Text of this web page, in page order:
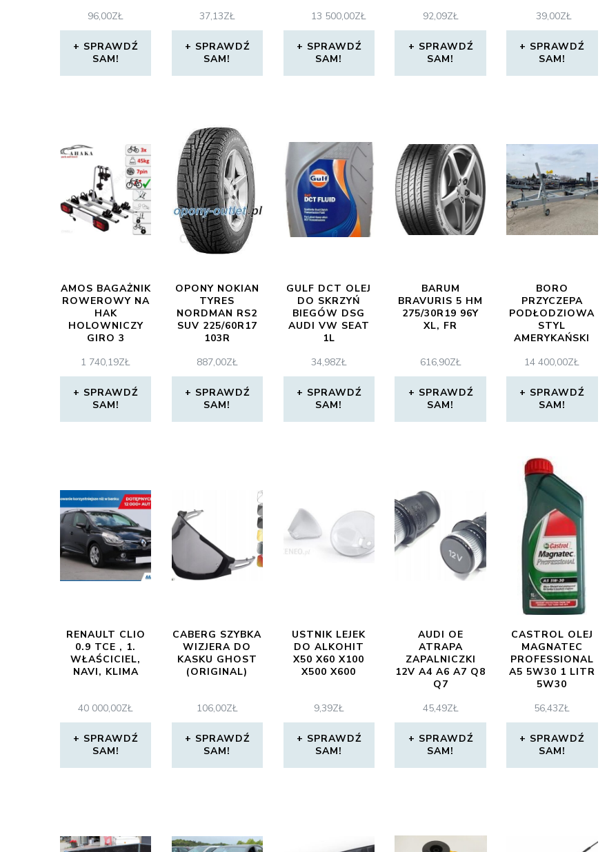
96,00ZŁ
SPRAWDŹ
SAM!
37,13ZŁ
SPRAWDŹ
SAM!
13 500,00ZŁ
SPRAWDŹ
SAM!
92,09ZŁ
SPRAWDŹ
SAM!
39,00ZŁ
SPRAWDŹ
SAM!
AMOS BAGAŻNIK
ROWEROWY NA
HAK
HOLOWNICZY
GIRO 3
1 740,19ZŁ
SPRAWDŹ
SAM!
OPONY NOKIAN
TYRES
NORDMAN RS2
SUV 225/60R17
103R
887,00ZŁ
SPRAWDŹ
SAM!
GULF DCT OLEJ
DO SKRZYŃ
BIEGÓW DSG
AUDI VW SEAT
1L
34,98ZŁ
SPRAWDŹ
SAM!
BARUM
BRAVURIS 5 HM
275/30R19 96Y
XL, FR
616,90ZŁ
SPRAWDŹ
SAM!
BORO
PRZYCZEPA
PODŁODZIOWA
STYL
AMERYKAŃSKI
14 400,00ZŁ
SPRAWDŹ
SAM!
RENAULT CLIO
0.9 TCE , 1.
WŁAŚCICIEL,
NAVI, KLIMA
40 000,00ZŁ
SPRAWDŹ
SAM!
CABERG SZYBKA
WIZJERA DO
KASKU GHOST
(ORIGINAL)
106,00ZŁ
SPRAWDŹ
SAM!
USTNIK LEJEK
DO ALKOHIT
X50 X60 X100
X500 X600
9,39ZŁ
SPRAWDŹ
SAM!
AUDI OE
ATRAPA
ZAPALNICZKI
12V A4 A6 A7 Q8
Q7
45,49ZŁ
SPRAWDŹ
SAM!
CASTROL OLEJ
MAGNATEC
PROFESSIONAL
A5 5W30 1 LITR
5W30
56,43ZŁ
SPRAWDŹ
SAM!